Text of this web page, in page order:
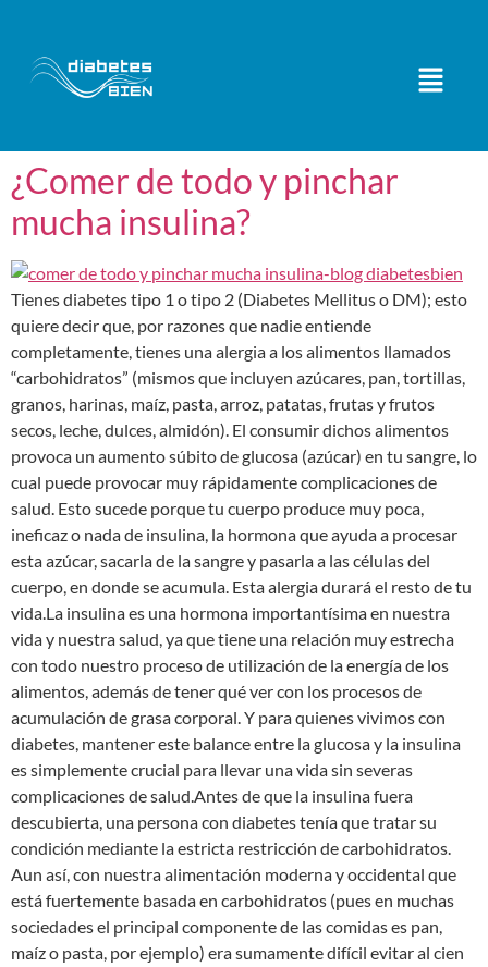
¿Comer de todo y pinchar
mucha insulina?
Tienes diabetes tipo 1 o tipo 2 (Diabetes Mellitus o DM); esto
quiere decir que, por razones que nadie entiende
completamente, tienes una alergia a los alimentos llamados
“carbohidratos” (mismos que incluyen azúcares, pan, tortillas,
granos, harinas, maíz, pasta, arroz, patatas, frutas y frutos
secos, leche, dulces, almidón). El consumir dichos alimentos
provoca un aumento súbito de glucosa (azúcar) en tu sangre, lo
cual puede provocar muy rápidamente complicaciones de
salud. Esto sucede porque tu cuerpo produce muy poca,
ineficaz o nada de insulina, la hormona que ayuda a procesar
esta azúcar, sacarla de la sangre y pasarla a las células del
cuerpo, en donde se acumula. Esta alergia durará el resto de tu
vida.La insulina es una hormona importantísima en nuestra
vida y nuestra salud, ya que tiene una relación muy estrecha
con todo nuestro proceso de utilización de la energía de los
alimentos, además de tener qué ver con los procesos de
acumulación de grasa corporal. Y para quienes vivimos con
diabetes, mantener este balance entre la glucosa y la insulina
es simplemente crucial para llevar una vida sin severas
complicaciones de salud.Antes de que la insulina fuera
descubierta, una persona con diabetes tenía que tratar su
condición mediante la estricta restricción de carbohidratos.
Aun así, con nuestra alimentación moderna y occidental que
está fuertemente basada en carbohidratos (pues en muchas
sociedades el principal componente de las comidas es pan,
maíz o pasta, por ejemplo) era sumamente difícil evitar al cien